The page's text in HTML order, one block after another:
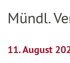
Mündl.
11. August